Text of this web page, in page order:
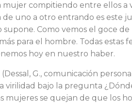
mujer compi­tiendo entre ellos a
de uno a otro entrando es este
Como vemos el goce de
para el hombre. Todas estas
hoy en nuestro haber.
G., comunicación
virilidad bajo la pregunta
mujeres se quejan de que los